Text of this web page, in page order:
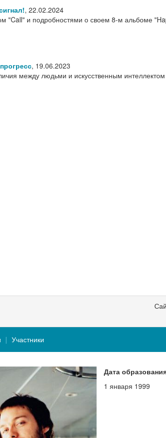
, 22.02.2024
"Call" и подробностями о своем 8-м альбоме
, 19.06.2023
между людьми и искусственным
Участники
Дата
1 января 1999